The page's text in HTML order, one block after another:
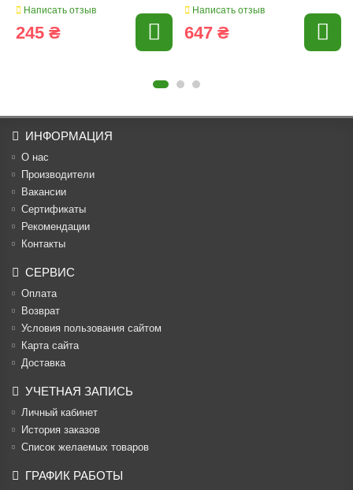
Написать отзыв
245 ₴
Написать отзыв
647 ₴
ИНФОРМАЦИЯ
О нас
Производители
Вакансии
Cертификаты
Рекомендации
Контакты
СЕРВИС
Оплата
Возврат
Условия пользования сайтом
Карта сайта
Доставка
УЧЕТНАЯ ЗАПИСЬ
Личный кабинет
История заказов
Список желаемых товаров
ГРАФИК РАБОТЫ